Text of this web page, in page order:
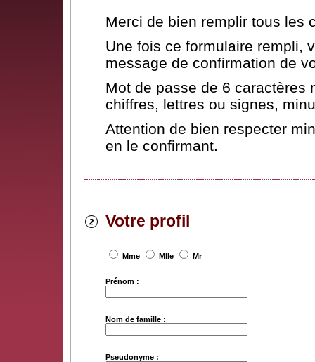
Merci de bien remplir tous les
Une fois ce formulaire rempli,
message de confirmation de
Mot de passe de 6 caractères
chiffres, lettres ou signes,
Attention de bien respecter
en le confirmant.
Votre profil
Mme Mlle Mr
Prénom :
Nom de famille :
Pseudonyme :